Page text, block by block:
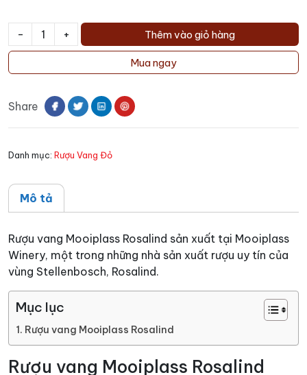
-
Rượu
Mooiplass
số
+ Thêm vào giỏ hàng
Mua ngay
Share
Danh mục: Rượu Vang Đỏ
Mô tả
Rượu vang Mooiplass Rosalind sản xuất tại Mooiplass
Winery, một trong những nhà sản xuất rượu uy tín của
vùng Stellenbosch, Rosalind.
Mục lục
Rượu vang Mooiplass Rosalind
Rượu vang Mooiplass Rosalind